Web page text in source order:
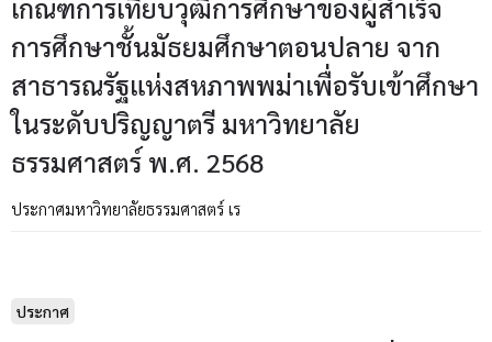
เกณฑ์การเทียบวุฒิการศึกษาของผู้สำเร็จ
การศึกษาชั้นมัธยมศึกษาตอนปลาย จาก
สาธารณรัฐแห่งสหภาพพม่าเพื่อรับเข้าศึกษา
ในระดับปริญญาตรี มหาวิทยาลัย
ธรรมศาสตร์ พ.ศ. 2568
ประกาศมหาวิทยาลัยธรรมศาสตร์ เร
ประกาศ